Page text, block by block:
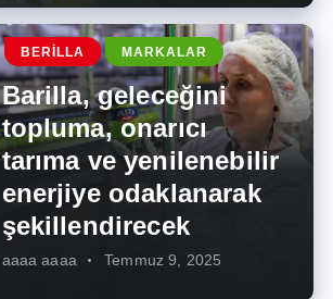
BERILLA MARKALAR
Barilla, geleceğini
topluma, onarıcı
tarıma ve yenilenebilir
enerjiye odaklanarak
şekillendirecek
aaaa aaaa Temmuz 9, 2025